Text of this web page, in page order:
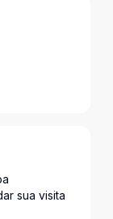
sua visita